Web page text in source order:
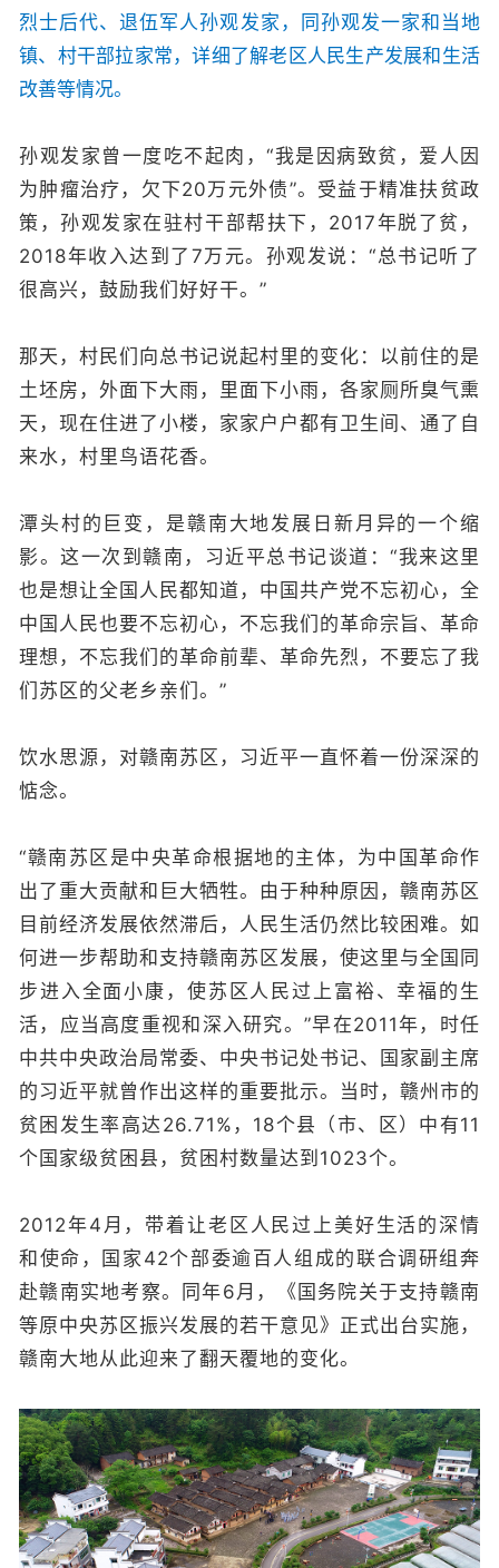
烈士后代、退伍军人孙观发家，同孙观发一家和当地
镇、村干部拉家常，详细了解老区人民生产发展和生活
改善等情况。
孙观发家曾一度吃不起肉，“我是因病致贫，爱人因
为肿瘤治疗，欠下20万元外债”。受益于精准扶贫政
策，孙观发家在驻村干部帮扶下，2017年脱了贫，
2018年收入达到了7万元。孙观发说：“总书记听了
很高兴，鼓励我们好好干。”
那天，村民们向总书记说起村里的变化：以前住的是
土坯房，外面下大雨，里面下小雨，各家厕所臭气熏
天，现在住进了小楼，家家户户都有卫生间、通了自
来水，村里鸟语花香。
潭头村的巨变，是赣南大地发展日新月异的一个缩
影。这一次到赣南，习近平总书记谈道：“我来这里
也是想让全国人民都知道，中国共产党不忘初心，全
中国人民也要不忘初心，不忘我们的革命宗旨、革命
理想，不忘我们的革命前辈、革命先烈，不要忘了我
们苏区的父老乡亲们。”
饮水思源，对赣南苏区，习近平一直怀着一份深深的
惦念。
“赣南苏区是中央革命根据地的主体，为中国革命作
出了重大贡献和巨大牺牲。由于种种原因，赣南苏区
目前经济发展依然滞后，人民生活仍然比较困难。如
何进一步帮助和支持赣南苏区发展，使这里与全国同
步进入全面小康，使苏区人民过上富裕、幸福的生
活，应当高度重视和深入研究。”早在2011年，时任
中共中央政治局常委、中央书记处书记、国家副主席
的习近平就曾作出这样的重要批示。当时，赣州市的
贫困发生率高达26.71%，18个县（市、区）中有11
个国家级贫困县，贫困村数量达到1023个。
2012年4月，带着让老区人民过上美好生活的深情
和使命，国家42个部委逾百人组成的联合调研组奔
赴赣南实地考察。同年6月，《国务院关于支持赣南
等原中央苏区振兴发展的若干意见》正式出台实施，
赣南大地从此迎来了翻天覆地的变化。